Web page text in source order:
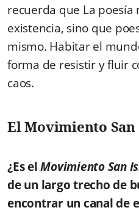
recuerda que La poesía
existencia, sino que
mismo. Habitar el
forma de resistir y fluir
caos.
El Movimiento
¿Es elMovimiento San
de un largo trecho de
encontrar un canal de